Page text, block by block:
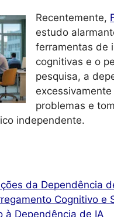
Recentemente,
estudo
ferramentas de
cognitivas e o
pesquisa, a
problemas e
independente.
da Dependência
Cognitivo e
à Dependência de IA